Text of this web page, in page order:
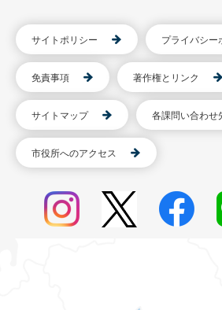
サイトポリシー プライバシー
免責事項 著作権とリンク
サイトマップ 各課問い合わせ
市役所へのアクセス